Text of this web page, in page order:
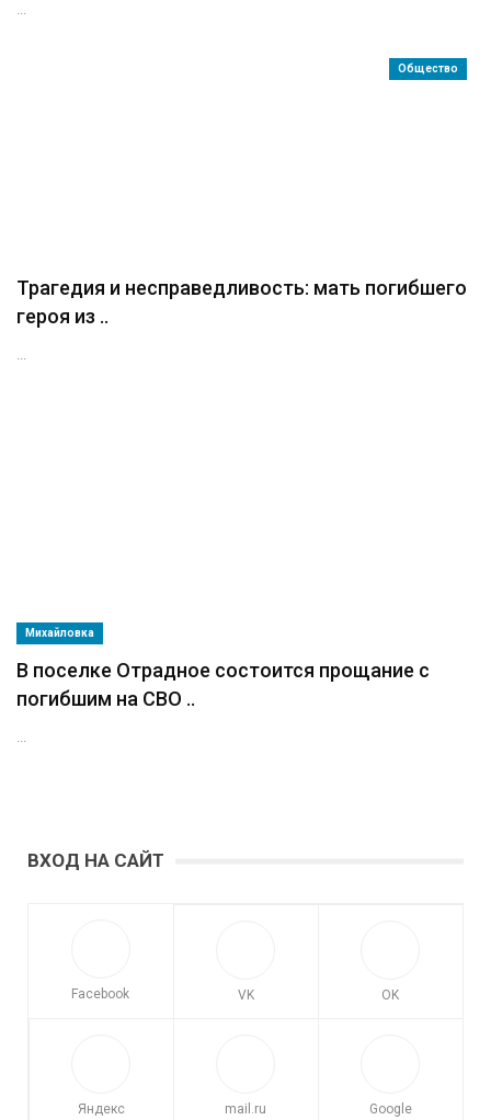
...
Общество
Трагедия и несправедливость: мать погибшего
героя из ..
...
Михайловка
В поселке Отрадное состоится прощание с
погибшим на СВО ..
...
ВХОД НА САЙТ
Facebook VK OK
Яндекс mail.ru Google